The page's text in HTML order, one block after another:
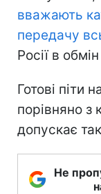
вважають
передачу
Росії в
Готові піти
порівняно з
допускає
Не